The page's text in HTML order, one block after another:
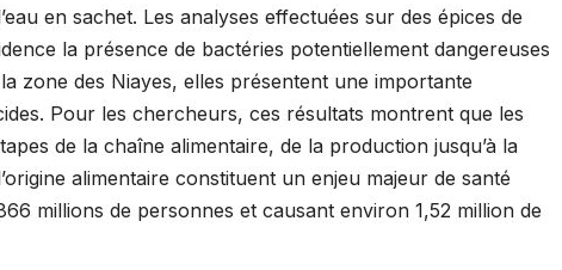
en sachet. Les analyses effectuées sur des épices de
la présence de bactéries potentiellement dangereuses
zone des Niayes, elles présentent une importante
Pour les chercheurs, ces résultats montrent que les
de la chaîne alimentaire, de la production jusqu’à la
alimentaire constituent un enjeu majeur de santé
millions de personnes et causant environ 1,52 million de